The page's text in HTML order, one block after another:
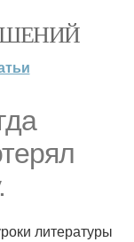
литературы